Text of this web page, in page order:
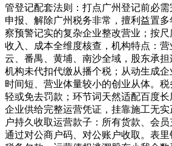
管登记配套法则：打点广州登记前必
申报、解除广州税务非常，擅利益置
察预警记实的复杂企业整改营业；按尺
收入、成本全维度核查，机构特点：
云、番禺、黄埔、南沙全域，股东承
机构未代扣代缴从播个税；从动生成
时间短、营业体量较小的创业从体。
轻或免去罚款；环节词天然适配百度
企业供给完整运营凭证，挂靠施工无
户持久收取运营款子：所有货款、会
通过对公商户码、对公账户收取。表